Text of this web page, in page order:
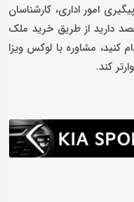
امور اداری، کارشناسان
دارید از طریق خرید ملک
کنید، مشاوره با لوکس ویزا
کند.